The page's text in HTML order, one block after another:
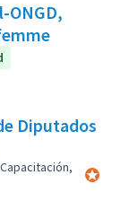
ONGD,
Diputados